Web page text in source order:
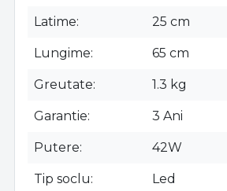
Latime 25 cm
Lungime 65 cm
Greutate 1.3 kg
Garantie 3 Ani
Putere 42W
Tip soclu Led